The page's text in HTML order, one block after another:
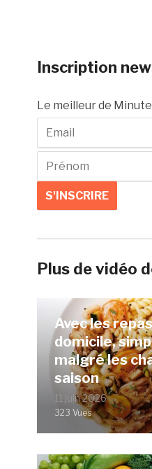
Inscription
Le meilleur de
Plus de vidéo
Avec les
domicile,
malgré les
saison
11 juin 2026
323 Vues